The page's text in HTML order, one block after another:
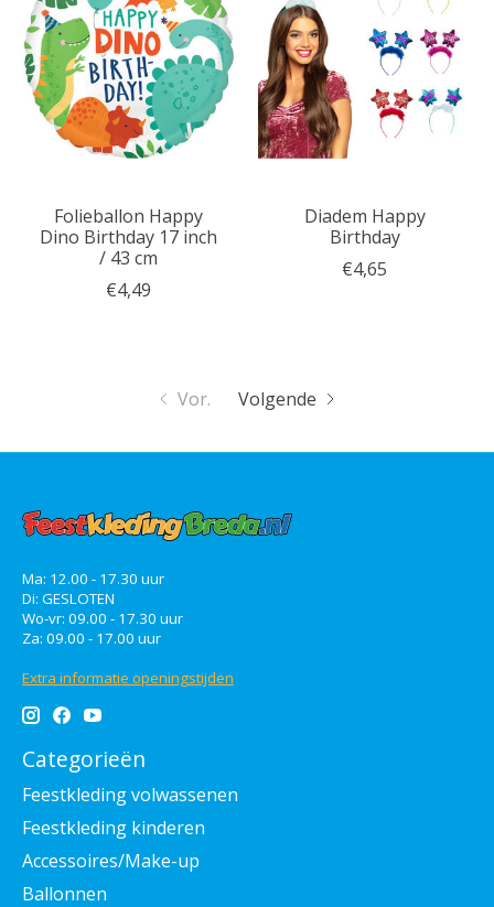
Folieballon Happy
Dino Birthday 17 inch
/ 43 cm
€4,49
Diadem Happy
Birthday
€4,65
Vor. Volgende
Ma: 12.00 - 17.30 uur
Di: GESLOTEN
Wo-vr: 09.00 - 17.30 uur
Za: 09.00 - 17.00 uur
Extra informatie openingstijden
Categorieën
Feestkleding volwassenen
Feestkleding kinderen
Accessoires/Make-up
Ballonnen